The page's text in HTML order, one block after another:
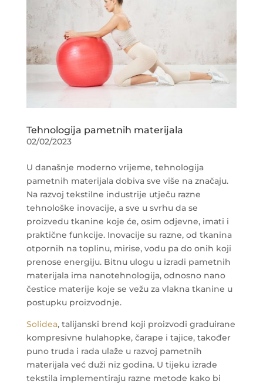
Tehnologija pametnih materijala
02/02/2023
U današnje moderno vrijeme, tehnologija
pametnih materijala dobiva sve više na značaju.
Na razvoj tekstilne industrije utječu razne
tehnološke inovacije, a sve u svrhu da se
proizvedu tkanine koje će, osim odjevne, imati i
praktične funkcije. Inovacije su razne, od tkanina
otpornih na toplinu, mirise, vodu pa do onih koji
prenose energiju. Bitnu ulogu u izradi pametnih
materijala ima nanotehnologija, odnosno nano
čestice materije koje se vežu za vlakna tkanine u
postupku proizvodnje.
Solidea, talijanski brend koji proizvodi graduirane
kompresivne hulahopke, čarape i tajice, također
puno truda i rada ulaže u razvoj pametnih
materijala već duži niz godina. U tijeku izrade
tekstila implementiraju razne metode kako bi